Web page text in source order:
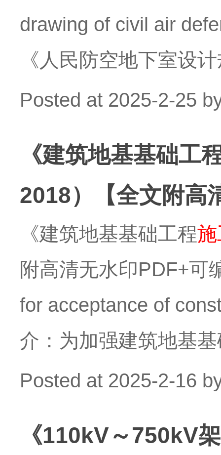
drawing of civil air
《人民防空地下室设
Posted at 2025-2-25
《建筑地基基础工
2018）【全文附高
《建筑地基基础工程
附高清无水印PDF+可
for acceptance of
介：为加强建筑地基
Posted at 2025-2-16
《110kV～750kV